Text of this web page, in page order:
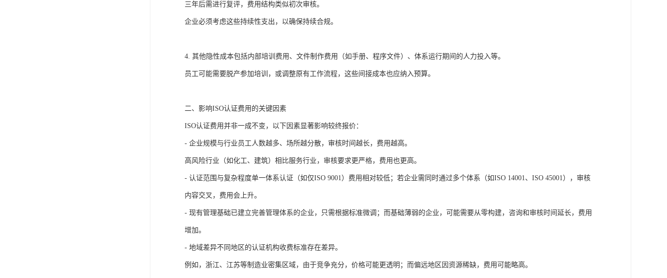
三年后需进行复评，费用结构类似初次审核。
企业必须考虑这些持续性支出，以确保持续合规。
4. 其他隐性成本包括内部培训费用、文件制作费用（如手册、程序文件）、体系运行期间的人力投入等。
员工可能需要脱产参加培训，或调整原有工作流程，这些间接成本也应纳入预算。
二、影响ISO认证费用的关键因素
ISO认证费用并非一成不变，以下因素显著影响较终报价：
- 企业规模与行业员工人数越多、场所越分散，审核时间越长，费用越高。
高风险行业（如化工、建筑）相比服务行业，审核要求更严格，费用也更高。
- 认证范围与复杂程度单一体系认证（如仅ISO 9001）费用相对较低；若企业需同时通过多个体系（如ISO 14001、ISO 45001），审核
内容交叉，费用会上升。
- 现有管理基础已建立完善管理体系的企业，只需根据标准微调；而基础薄弱的企业，可能需要从零构建，咨询和审核时间延长，费用
增加。
- 地域差异不同地区的认证机构收费标准存在差异。
例如，浙江、江苏等制造业密集区域，由于竞争充分，价格可能更透明；而偏远地区因资源稀缺，费用可能略高。